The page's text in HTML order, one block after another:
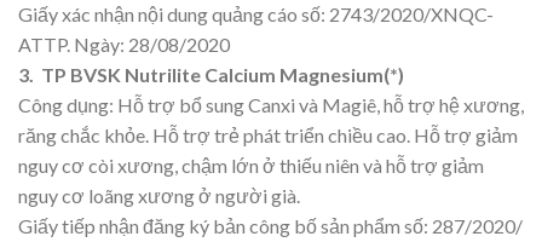
Giấy xác nhận nội dung quảng cáo số: 2743/2020/XNQC-
ATTP. Ngày: 28/08/2020
3. TP BVSK Nutrilite Calcium Magnesium(*)
Công dụng: Hỗ trợ bổ sung Canxi và Magiê, hỗ trợ hệ xương,
răng chắc khỏe. Hỗ trợ trẻ phát triển chiều cao. Hỗ trợ giảm
nguy cơ còi xương, chậm lớn ở thiếu niên và hỗ trợ giảm
nguy cơ loãng xương ở người già.
Giấy tiếp nhận đăng ký bản công bố sản phẩm số: 287/2020/